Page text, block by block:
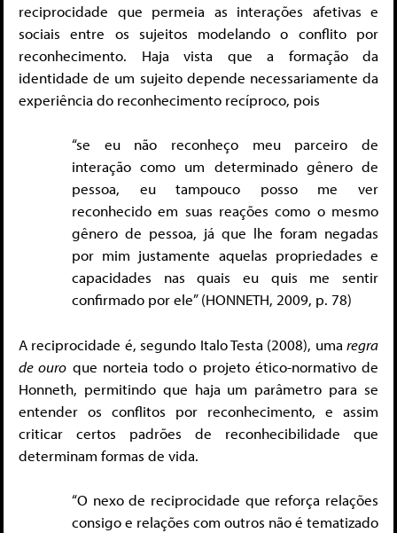
reciprocidade que permeia as interações afetivas e
sociais entre os sujeitos modelando o conflito por
reconhecimento. Haja vista que a formação da
identidade de um sujeito depende necessariamente da
experiência do reconhecimento recíproco, pois
“se eu não reconheço meu parceiro de
interação como um determinado gênero de
pessoa, eu tampouco posso me ver
reconhecido em suas reações como o mesmo
gênero de pessoa, já que lhe foram negadas
por mim justamente aquelas propriedades e
capacidades nas quais eu quis me sentir
confirmado por ele” (HONNETH, 2009, p. 78)
A reciprocidade é, segundo Italo Testa (2008), uma regra
de ouro que norteia todo o projeto ético-normativo de
Honneth, permitindo que haja um parâmetro para se
entender os conflitos por reconhecimento, e assim
criticar certos padrões de reconhecibilidade que
determinam formas de vida.
“O nexo de reciprocidade que reforça relações
consigo e relações com outros não é tematizado